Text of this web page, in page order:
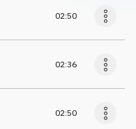
02:50
02:36
02:50